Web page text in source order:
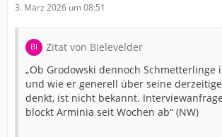
3. März 2026 um 08:51
Zitat von Bielevelder
„Ob Grodowski dennoch Schmetterlinge
und wie er generell über seine
denkt, ist nicht bekannt.
blockt Arminia seit Wochen ab“ (NW)